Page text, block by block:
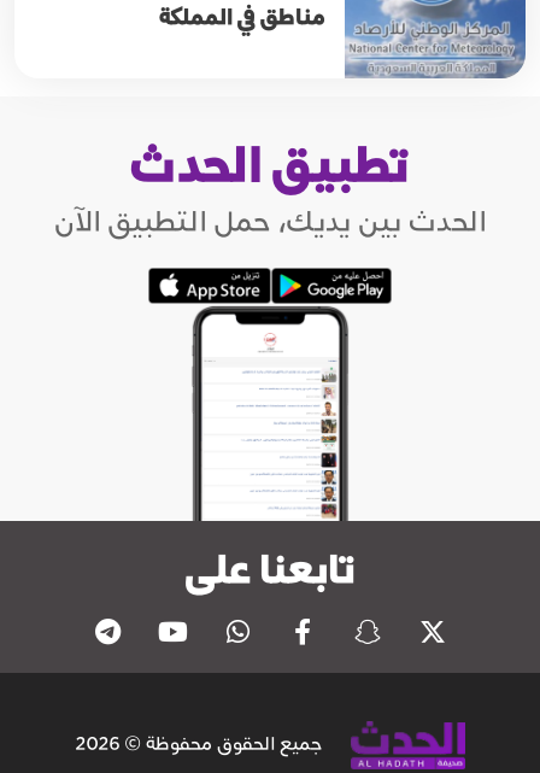
مناطق في المملكة
تطبيق الحدث
الحدث بين يديك، حمل التطبيق الآن
تابعنا على
جميع الحقوق محفوظة © 2026